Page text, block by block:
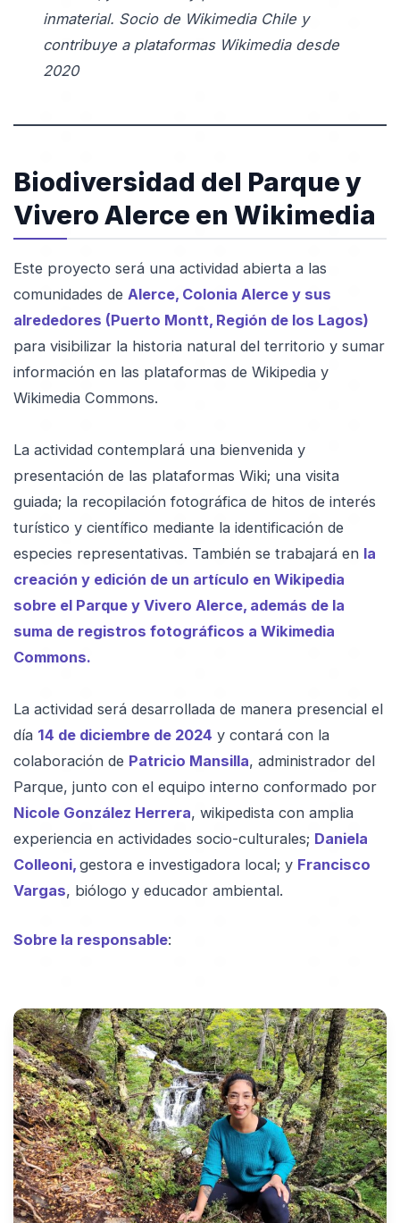
inmaterial. Socio de Wikimedia Chile y
contribuye a plataformas Wikimedia desde
2020
Biodiversidad del Parque y
Vivero Alerce en Wikimedia
Este proyecto será una actividad abierta a las
comunidades de Alerce, Colonia Alerce y sus
alrededores (Puerto Montt, Región de los Lagos)
para visibilizar la historia natural del territorio y sumar
información en las plataformas de Wikipedia y
Wikimedia Commons.
La actividad contemplará una bienvenida y
presentación de las plataformas Wiki; una visita
guiada; la recopilación fotográfica de hitos de interés
turístico y científico mediante la identificación de
especies representativas. También se trabajará en la
creación y edición de un artículo en Wikipedia
sobre el Parque y Vivero Alerce, además de la
suma de registros fotográficos a Wikimedia
Commons.
La actividad será desarrollada de manera presencial el
día 14 de diciembre de 2024 y contará con la
colaboración de Patricio Mansilla, administrador del
Parque, junto con el equipo interno conformado por
Nicole González Herrera, wikipedista con amplia
experiencia en actividades socio-culturales; Daniela
Colleoni, gestora e investigadora local; y Francisco
Vargas, biólogo y educador ambiental.
Sobre la responsable: